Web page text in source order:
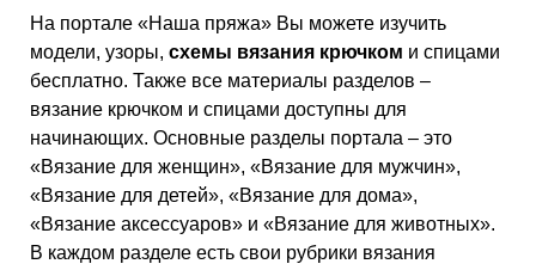
На портале «Наша пряжа» Вы можете изучить
модели, узоры, схемы вязания крючком и спицами
бесплатно. Также все материалы разделов –
вязание крючком и спицами доступны для
начинающих. Основные разделы портала – это
«Вязание для женщин», «Вязание для мужчин»,
«Вязание для детей», «Вязание для дома»,
«Вязание аксессуаров» и «Вязание для животных».
В каждом разделе есть свои рубрики вязания